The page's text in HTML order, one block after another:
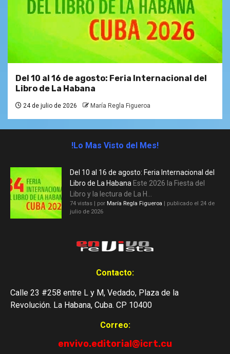
Del 10 al 16 de agosto: Feria Internacional del
Libro de La Habana
24 de julio de 2026 María Regla Figueroa
!Lo Mas Visto del Mes!
Del 10 al 16 de agosto: Feria Internacional del
Libro de La Habana Este 2026 la Fiesta del
Libro y la lectura de La H...
74 vistas | por María Regla Figueroa | publicado el 24 de
julio de 2026
Contacto:
Calle 23 #258 entre L y M, Vedado, Plaza de la
Revolución. La Habana, Cuba. CP 10400
Correo:
envivo.editorial@icrt.cu